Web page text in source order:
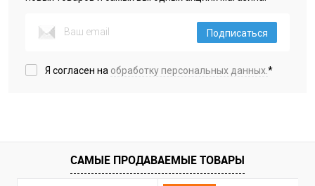
Подписаться
Я согласен на обработку персональных данных.*
САМЫЕ ПРОДАВАЕМЫЕ ТОВАРЫ